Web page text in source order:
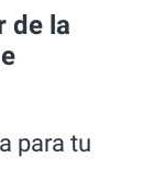
de la
para tu